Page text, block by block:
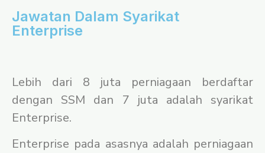
Jawatan Dalam Syarikat
Enterprise
Lebih dari 8 juta perniagaan berdaftar
dengan SSM dan 7 juta adalah syarikat
Enterprise.
Enterprise pada asasnya adalah perniagaan